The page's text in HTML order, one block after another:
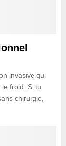
invasive qui
froid. Si tu
chirurgie,